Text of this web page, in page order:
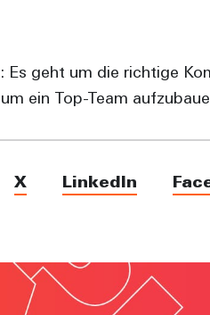
geht um die richtige
ein Top-Team
X LinkedIn